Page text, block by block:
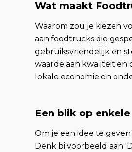
Wat maakt
Waarom zou je kiezen
aan foodtrucks die
gebruiksvriendelijk en
waarde aan kwaliteit en
lokale economie en
Een blik op
Om je een idee te
Denk bijvoorbeeld aan